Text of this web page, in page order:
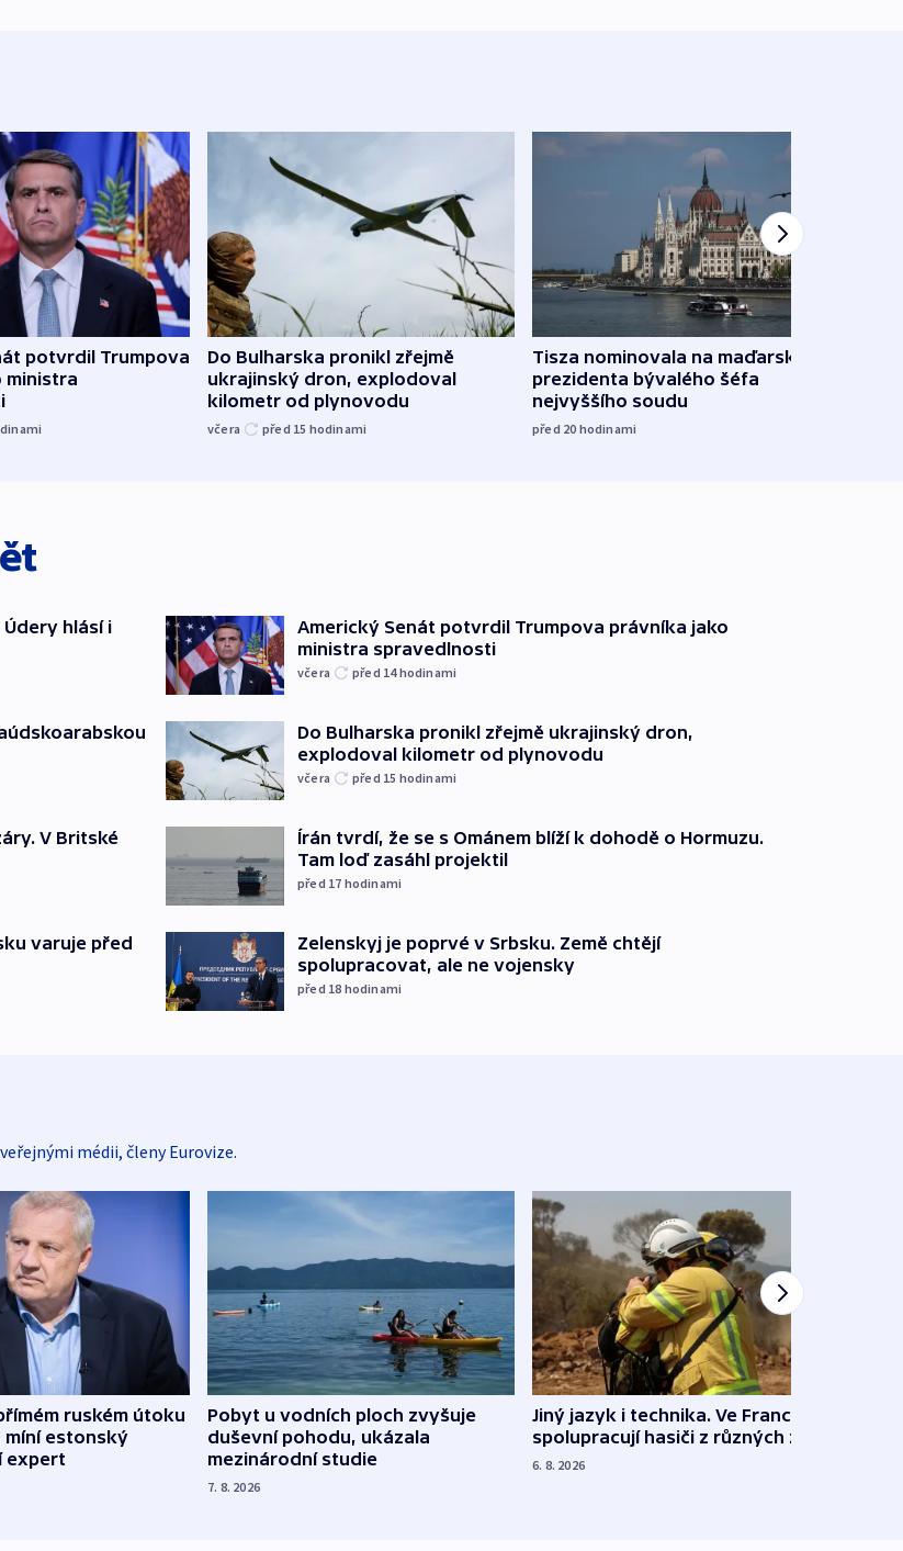
potvrdil Trumpova
ministra
Do Bulharska pronikl zřejmě
ukrajinský dron, explodoval
kilometr od plynovodu
včera před 15 hodinami
Tisza nominovala na maďarského
prezidenta bývalého šéfa
nejvyššího soudu
před 20 hodinami
hlásí i
V Britské
varuje před
Americký Senát potvrdil Trumpova právníka jako
ministra spravedlnosti
včera před 14hodinami
Do Bulharska pronikl zřejmě ukrajinský dron,
explodoval kilometr od plynovodu
včera před 15 hodinami
Írán tvrdí, že se s Ománem blíží k dohodě o Hormuzu.
Tam loď zasáhl projektil
před 17 hodinami
Zelenskyj je poprvé v Srbsku. Země chtějí
spolupracovat, ale ne vojensky
před 18 hodinami
médii, členy Eurovize.
ruském útoku
míní estonský
expert
Pobyt u vodních ploch zvyšuje
duševní pohodu, ukázala
mezinárodní studie
7. 8. 2026
Jiný jazyk i technika. Ve Francii
spolupracují hasiči z různých zemí
6. 8. 2026